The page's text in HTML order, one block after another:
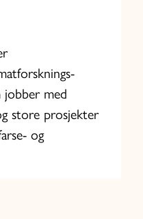
med
store prosjekter
og